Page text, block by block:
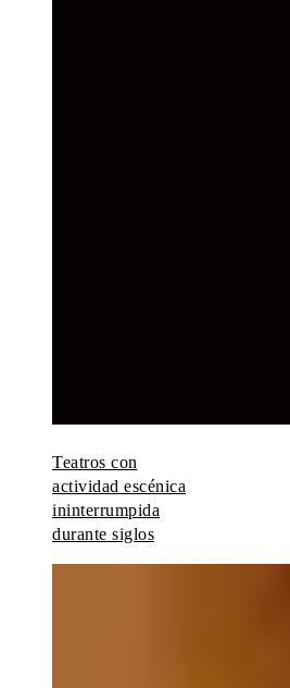
Teatros con
actividad escénica
ininterrumpida
durante siglos